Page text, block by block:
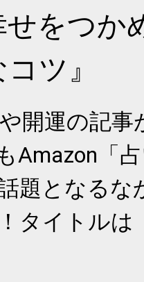
をつか
ツ』
開運の記
Amazon「
題となるな
タイトルは